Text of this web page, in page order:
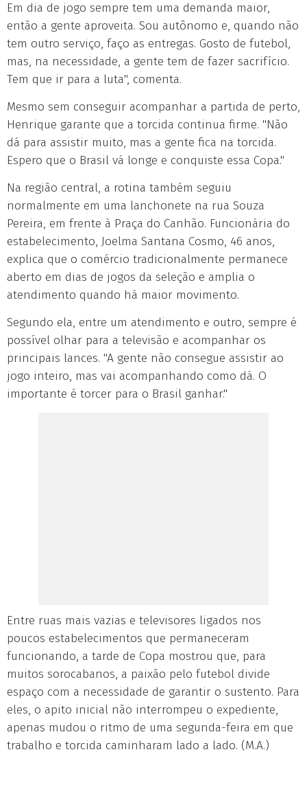
Em dia de jogo sempre tem uma demanda maior,
então a gente aproveita. Sou autônomo e, quando não
tem outro serviço, faço as entregas. Gosto de futebol,
mas, na necessidade, a gente tem de fazer sacrifício.
Tem que ir para a luta", comenta.
Mesmo sem conseguir acompanhar a partida de perto,
Henrique garante que a torcida continua firme. "Não
dá para assistir muito, mas a gente fica na torcida.
Espero que o Brasil vá longe e conquiste essa Copa."
Na região central, a rotina também seguiu
normalmente em uma lanchonete na rua Souza
Pereira, em frente à Praça do Canhão. Funcionária do
estabelecimento, Joelma Santana Cosmo, 46 anos,
explica que o comércio tradicionalmente permanece
aberto em dias de jogos da seleção e amplia o
atendimento quando há maior movimento.
Segundo ela, entre um atendimento e outro, sempre é
possível olhar para a televisão e acompanhar os
principais lances. "A gente não consegue assistir ao
jogo inteiro, mas vai acompanhando como dá. O
importante é torcer para o Brasil ganhar."
Entre ruas mais vazias e televisores ligados nos
poucos estabelecimentos que permaneceram
funcionando, a tarde de Copa mostrou que, para
muitos sorocabanos, a paixão pelo futebol divide
espaço com a necessidade de garantir o sustento. Para
eles, o apito inicial não interrompeu o expediente,
apenas mudou o ritmo de uma segunda-feira em que
trabalho e torcida caminharam lado a lado. (M.A.)